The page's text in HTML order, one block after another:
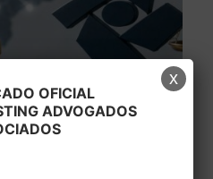
OFICIAL
ADVOGADOS
x